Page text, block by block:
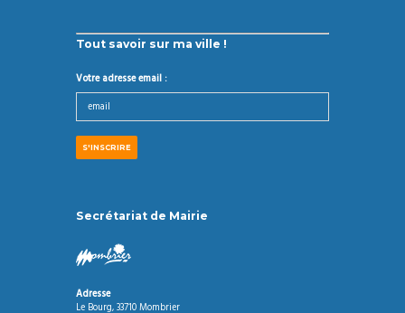
Tout savoir sur ma ville !
Votre adresse email :
Secrétariat de Mairie
Adresse
Le Bourg, 33710 Mombrier